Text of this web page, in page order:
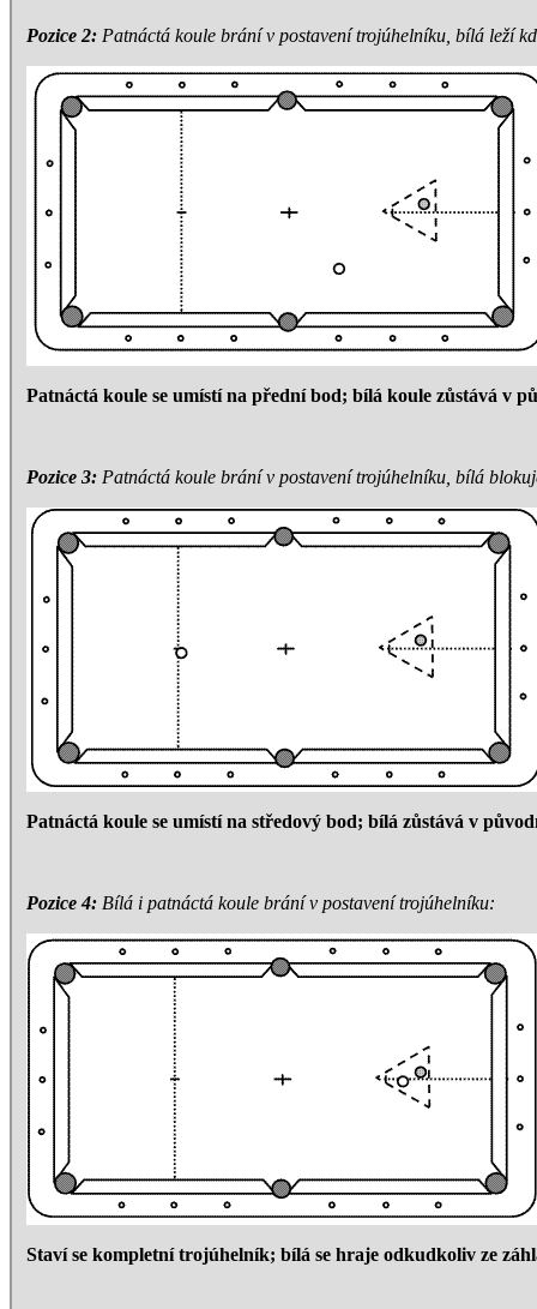
Pozice 2: Patnáctá koule brání v postavení trojúhelníku, bílá leží
Patnáctá koule se umístí na přední bod; bílá koule zůstává v
Pozice 3: Patnáctá koule brání v postavení trojúhelníku, bílá
Patnáctá koule se umístí na středový bod; bílá zůstává v
Pozice 4: Bílá i patnáctá koule brání v postavení trojúhelníku:
Staví se kompletní trojúhelník; bílá se hraje odkudkoliv ze